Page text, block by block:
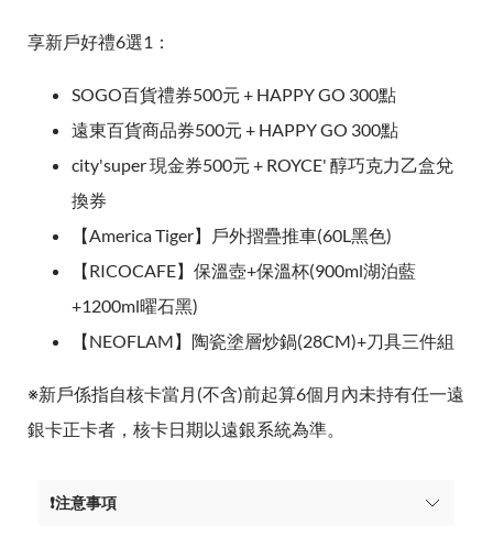
享新戶好禮6選1：
SOGO百貨禮券500元 + HAPPY GO 300點
遠東百貨商品券500元 + HAPPY GO 300點
city'super 現金券500元 + ROYCE' 醇巧克力乙盒兌
換券
【America Tiger】戶外摺疊推車(60L黑色)
【RICOCAFE】保溫壺+保溫杯(900ml湖泊藍
+1200ml曜石黑)
【NEOFLAM】陶瓷塗層炒鍋(28CM)+刀具三件組
※新戶係指自核卡當月(不含)前起算6個月內未持有任一遠
銀卡正卡者，核卡日期以遠銀系統為準。
❗注意事項